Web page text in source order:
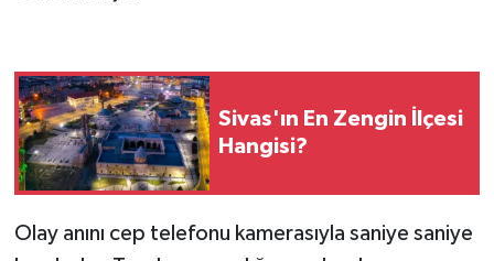
Sivas'ın En Zengin İlçesi
Hangisi?
Olay anını cep telefonu kamerasıyla saniye saniye